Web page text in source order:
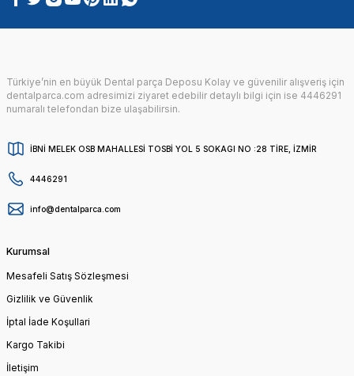
Türkiye’nin en büyük Dental parça Deposu Kolay ve güvenilir alışveriş için
dentalparca.com adresimizi ziyaret edebilir detaylı bilgi için ise 4446291
numaralı telefondan bize ulaşabilirsin.
İBNİ MELEK OSB MAHALLESİ TOSBİ YOL 5 SOKAGI NO :28 TİRE, İZMİR
4446291
info@dentalparca.com
Kurumsal
Mesafeli Satış Sözleşmesi
Gizlilik ve Güvenlik
İptal İade Koşullari
Kargo Takibi
İletişim